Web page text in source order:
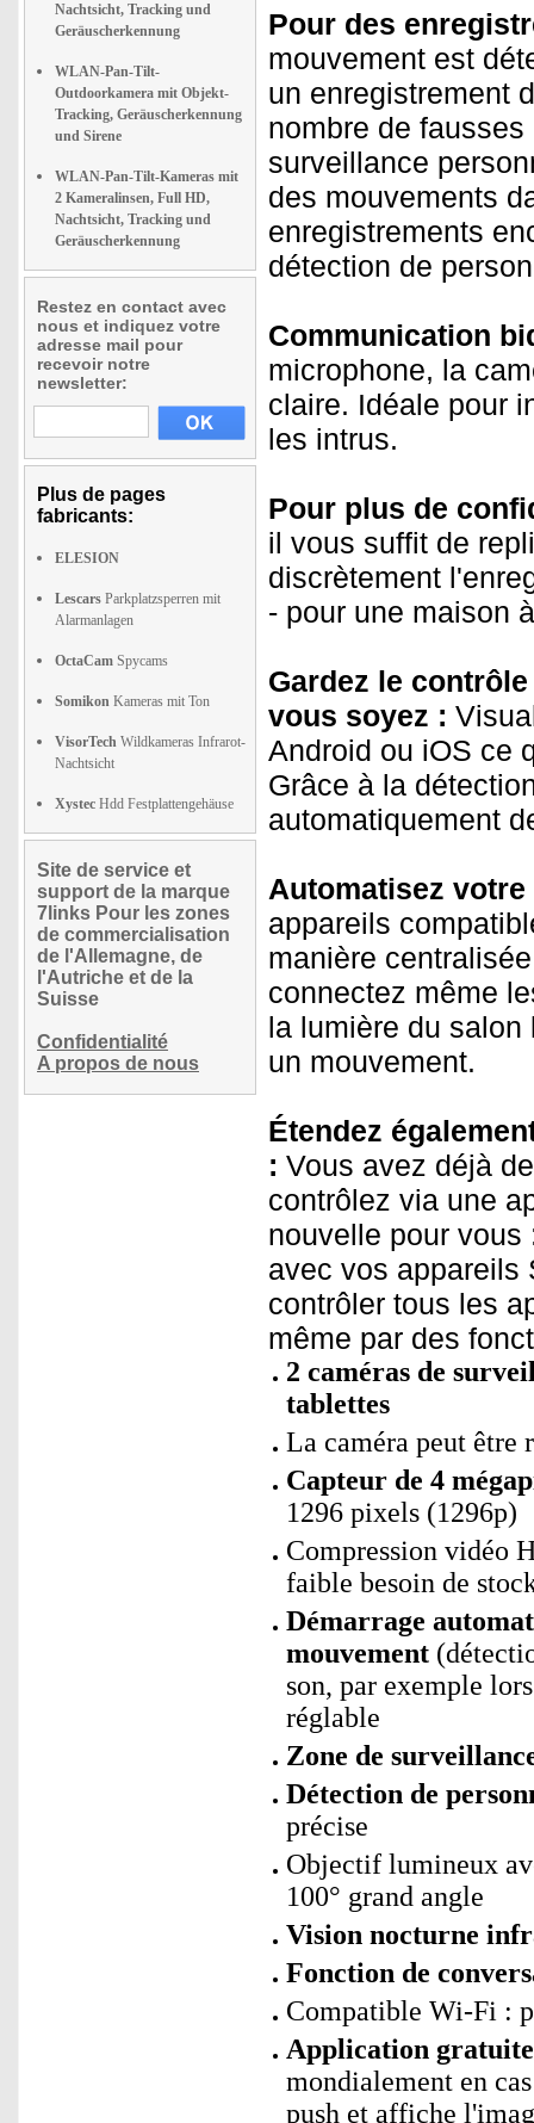
Nachtsicht, Tracking und
Geräuscherkennung
WLAN-Pan-Tilt-
Outdoorkamera mit Objekt-
Tracking, Geräuscherkennung
und Sirene
WLAN-Pan-Tilt-Kameras mit
2 Kameralinsen, Full HD,
Nachtsicht, Tracking und
Geräuscherkennung
Restez en contact avec
nous et indiquez votre
adresse mail pour
recevoir notre
newsletter:
Plus de pages
fabricants:
ELESION
Lescars Parkplatzsperren mit
Alarmanlagen
OctaCam Spycams
Somikon Kameras mit Ton
VisorTech Wildkameras Infrarot-
Nachtsicht
Xystec Hdd Festplattengehäuse
Site de service et
support de la marque
7links Pour les zones
de commercialisation
de l'Allemagne, de
l'Autriche et de la
Suisse
Confidentialité
A propos de nous
Pour des
mouvement est
un enregistrement
nombre de
surveillance
des mouvements
enregistrements
détection de
Communication
microphone, la
claire. Idéale pour
les intrus.
Pour plus de
il vous suffit de
discrètement
- pour une maison
Gardez le
vous soyez :
Android ou iOS ce
Grâce à la
automatiquement
Automatisez
appareils
manière
connectez même
la lumière du
un mouvement.
Étendez
: Vous avez déjà
contrôlez via une
nouvelle pour
avec vos appareils
contrôler tous les
même par des
2 caméras de
tablettes
La caméra peut être
Capteur de 4
1296 pixels (1296p)
Compression vidéo
faible besoin de
Démarrage
mouvement
son, par exemple
réglable
Zone de
Détection de
précise
Objectif lumineux
100° grand angle
Vision nocturne
Fonction de
Compatible Wi-Fi :
Application
mondialement en
push et affiche